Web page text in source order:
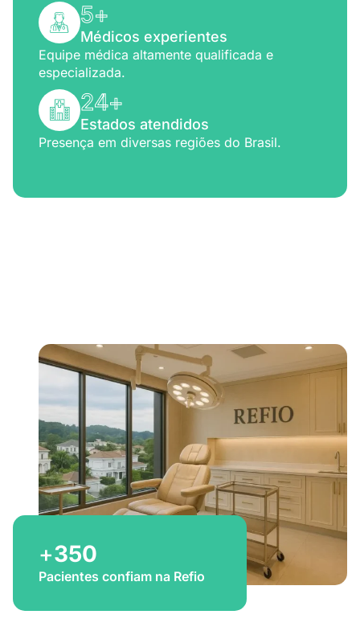
5+
Médicos experientes
Equipe médica altamente qualificada e
especializada.
24+
Estados atendidos
Presença em diversas regiões do Brasil.
+350
Pacientes confiam na Refio